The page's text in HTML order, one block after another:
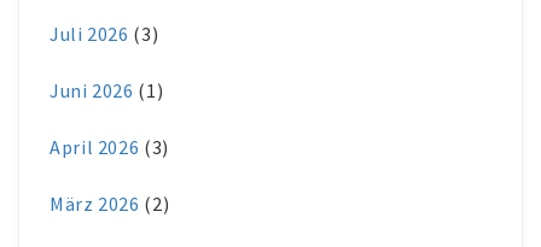
Juli 2026 (3)
Juni 2026 (1)
April 2026 (3)
März 2026 (2)